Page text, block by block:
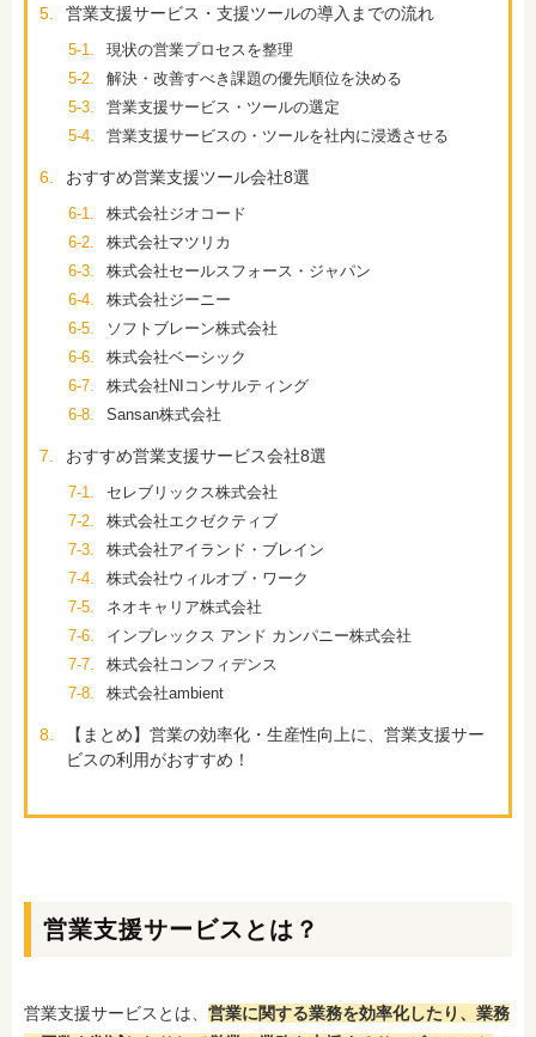
5. 営業支援サービス・支援ツールの導入までの流れ
5-1.
現状の営業プロセスを整理
5-2.
解決・改善すべき課題の優先順位を決める
5-3.
営業支援サービス・ツールの選定
5-4.
営業支援サービスの・ツールを社内に浸透させる
6. おすすめ営業支援ツール会社8選
6-1.
株式会社ジオコード
6-2.
株式会社マツリカ
6-3.
株式会社セールスフォース・ジャパン
6-4.
株式会社ジーニー
6-5.
ソフトブレーン株式会社
6-6.
株式会社ベーシック
6-7.
株式会社NIコンサルティング
6-8.
Sansan株式会社
7. おすすめ営業支援サービス会社8選
7-1.
セレブリックス株式会社
7-2.
株式会社エクゼクティブ
7-3.
株式会社アイランド・ブレイン
7-4.
株式会社ウィルオブ・ワーク
7-5.
ネオキャリア株式会社
7-6.
インプレックス アンド カンパニー株式会社
7-7.
株式会社コンフィデンス
7-8.
株式会社ambient
8.
【まとめ】営業の効率化・生産性向上に、営業支援サー
ビスの利用がおすすめ！
営業支援サービスとは？
営業支援サービスとは、 営業に関する業務を効率化したり、業務